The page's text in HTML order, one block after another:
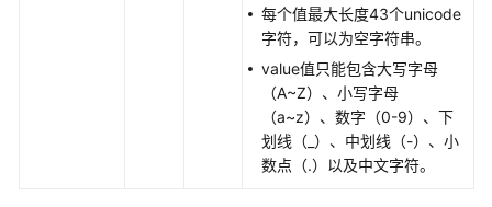
每个值最大长度43个unicode
字符，可以为空字符串。
value值只能包含大写字母
（A~Z）、小写字母
（a~z）、数字（0-9）、下
划线（_）、中划线（-）、小
数点（.）以及中文字符。